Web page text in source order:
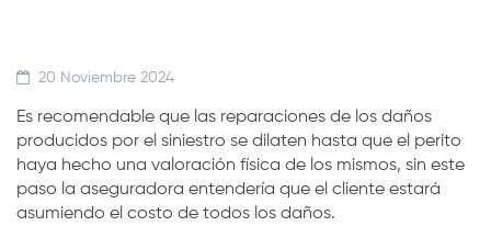
20 Noviembre 2024
Es recomendable que las reparaciones de los daños
producidos por el siniestro se dilaten hasta que el perito
haya hecho una valoración física de los mismos, sin este
paso la aseguradora entendería que el cliente estará
asumiendo el costo de todos los daños.